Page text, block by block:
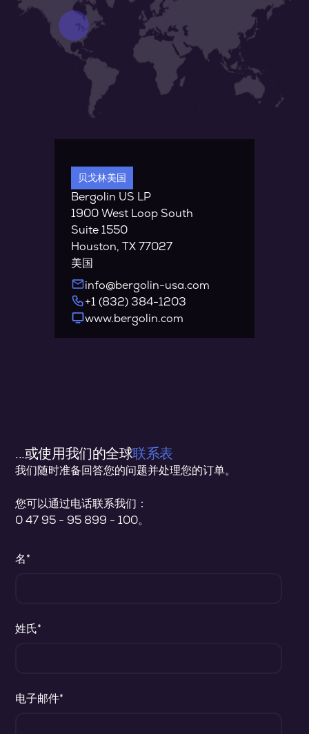
贝戈林美国
美国
Bergolin US LP
1900 West Loop South
Suite 1550
Houston, TX 77027
美国
info@bergolin-usa.com
+1 (832) 384-1203
www.bergolin.com
贝戈林欧洲公司
德国（总部）
Bergolin GmbH & Co.KG
Sachsenring 1
27711 Osterholz-Scharmbeck
info@bergolin.de
+49 (0) 4795 / 95899-0
www.bergolin.de
贝戈林欧洲公司
波兰
Bergolin-Polska Sp. z o.o
ul.Staszica 2
60-527 Poznan
info@bergolin.pl
+48 (61) 8480-701
www.bergolin.pl
印度贝戈林
印度
Bergolin India Pvt. Ltd.
AWFIS, ABIL Imperial (3rd
Floor)
Pan Card Club Road Baner
Pune 411045
Maharashtra
India
info@bergolin.com
+91 (73) 18768097
贝高林中国
中国
Bergolin Coatings Trading
(Shanghai) Co. Ltd.
No. 1788 West Nanjing Road
Jing'an District Shanghai
P.R. China
info@bergolin.com.cn
+86 (21) 22310-407
www.bergolin.cn
...或使用我们的全球联系表
我们随时准备回答您的问题并处理您的订单。
您可以通过电话联系我们 ：
047 95 - 95 899 - 100。
名*
姓氏*
电子邮件*